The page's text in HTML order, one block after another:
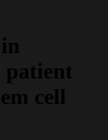
patient
cell